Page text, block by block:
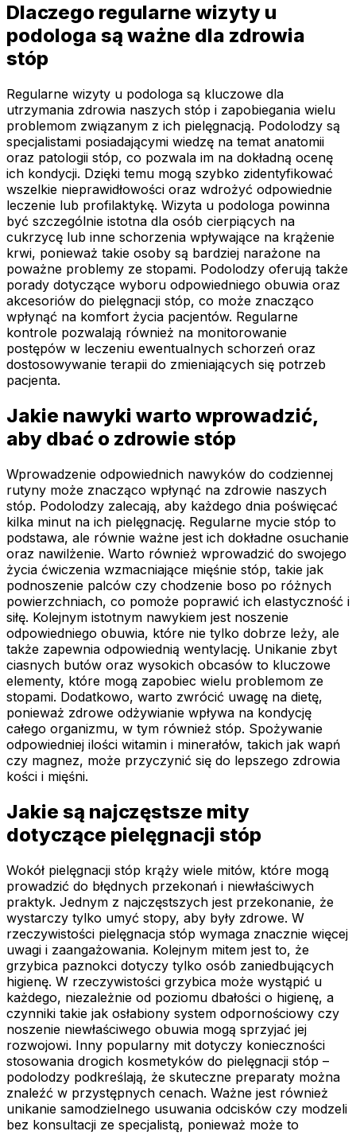
Dlaczego regularne wizyty u
podologa są ważne dla zdrowia
stóp
Regularne wizyty u podologa są kluczowe dla
utrzymania zdrowia naszych stóp i zapobiegania wielu
problemom związanym z ich pielęgnacją. Podolodzy są
specjalistami posiadającymi wiedzę na temat anatomii
oraz patologii stóp, co pozwala im na dokładną ocenę
ich kondycji. Dzięki temu mogą szybko zidentyfikować
wszelkie nieprawidłowości oraz wdrożyć odpowiednie
leczenie lub profilaktykę. Wizyta u podologa powinna
być szczególnie istotna dla osób cierpiących na
cukrzycę lub inne schorzenia wpływające na krążenie
krwi, ponieważ takie osoby są bardziej narażone na
poważne problemy ze stopami. Podolodzy oferują także
porady dotyczące wyboru odpowiedniego obuwia oraz
akcesoriów do pielęgnacji stóp, co może znacząco
wpłynąć na komfort życia pacjentów. Regularne
kontrole pozwalają również na monitorowanie
postępów w leczeniu ewentualnych schorzeń oraz
dostosowywanie terapii do zmieniających się potrzeb
pacjenta.
Jakie nawyki warto wprowadzić,
aby dbać o zdrowie stóp
Wprowadzenie odpowiednich nawyków do codziennej
rutyny może znacząco wpłynąć na zdrowie naszych
stóp. Podolodzy zalecają, aby każdego dnia poświęcać
kilka minut na ich pielęgnację. Regularne mycie stóp to
podstawa, ale równie ważne jest ich dokładne osuchanie
oraz nawilżenie. Warto również wprowadzić do swojego
życia ćwiczenia wzmacniające mięśnie stóp, takie jak
podnoszenie palców czy chodzenie boso po różnych
powierzchniach, co pomoże poprawić ich elastyczność i
siłę. Kolejnym istotnym nawykiem jest noszenie
odpowiedniego obuwia, które nie tylko dobrze leży, ale
także zapewnia odpowiednią wentylację. Unikanie zbyt
ciasnych butów oraz wysokich obcasów to kluczowe
elementy, które mogą zapobiec wielu problemom ze
stopami. Dodatkowo, warto zwrócić uwagę na dietę,
ponieważ zdrowe odżywianie wpływa na kondycję
całego organizmu, w tym również stóp. Spożywanie
odpowiedniej ilości witamin i minerałów, takich jak wapń
czy magnez, może przyczynić się do lepszego zdrowia
kości i mięśni.
Jakie są najczęstsze mity
dotyczące pielęgnacji stóp
Wokół pielęgnacji stóp krąży wiele mitów, które mogą
prowadzić do błędnych przekonań i niewłaściwych
praktyk. Jednym z najczęstszych jest przekonanie, że
wystarczy tylko umyć stopy, aby były zdrowe. W
rzeczywistości pielęgnacja stóp wymaga znacznie więcej
uwagi i zaangażowania. Kolejnym mitem jest to, że
grzybica paznokci dotyczy tylko osób zaniedbujących
higienę. W rzeczywistości grzybica może wystąpić u
każdego, niezależnie od poziomu dbałości o higienę, a
czynniki takie jak osłabiony system odpornościowy czy
noszenie niewłaściwego obuwia mogą sprzyjać jej
rozwojowi. Inny popularny mit dotyczy konieczności
stosowania drogich kosmetyków do pielęgnacji stóp –
podolodzy podkreślają, że skuteczne preparaty można
znaleźć w przystępnych cenach. Ważne jest również
unikanie samodzielnego usuwania odcisków czy modzeli
bez konsultacji ze specjalistą, ponieważ może to